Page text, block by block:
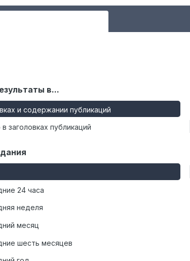
в...
и содержании публикаций
в заголовках публикаций
24 часа
неделя
месяц
шесть месяцев